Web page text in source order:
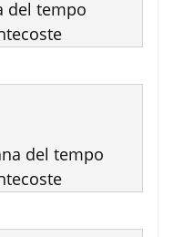
del tempo
del tempo